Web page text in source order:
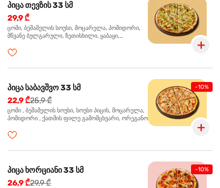
პიცა თევზის 33 სმ
29,9 ₾
ცომი, ბეშამელის სოუსი, მოცარელა, პომიდორი,
მწვანე ბულგარული, ზეთისხილი, ყაბაყი,
ორეგანო
-10%
პიცა საბავშვო 33 სმ
22,9 ₾25,9 ₾
ცომი , ბეშამელის სოუსი, სოუსი პიცის, მოცარელა,
პომიდორი , ქათმის ფილე გამომცხვარი, ორეგანო
-10%
პიცა ხორციანი 33 სმ
26,9 ₾29,9 ₾